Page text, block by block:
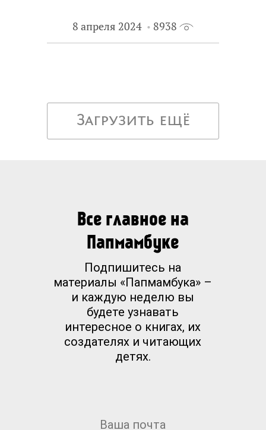
8 апреля 2024 8938
Загрузить ещё
Все главное на
Папмамбуке
Подпишитесь на
материалы «Папмамбука» –
и каждую неделю вы
будете узнавать
интересное о книгах, их
создателях и читающих
детях.